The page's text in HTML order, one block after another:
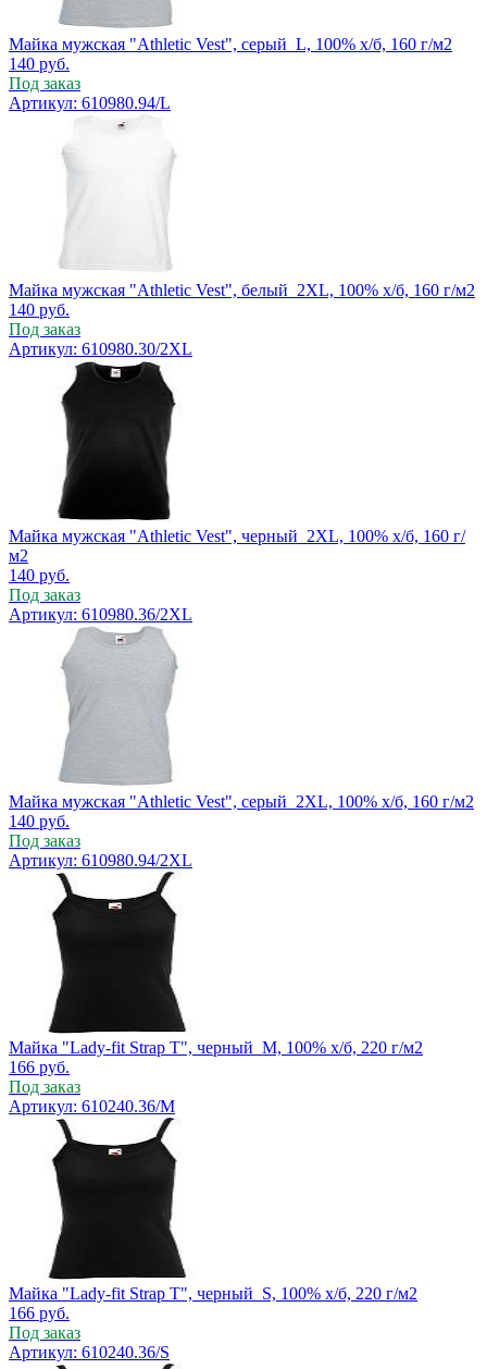
Майка мужская "Athletic Vest", серый_L, 100% х/б, 160 г/м2
140 руб.
Под заказ
Артикул: 610980.94/L
Майка мужская "Athletic Vest", белый_2XL, 100% х/б, 160 г/м2
140 руб.
Под заказ
Артикул: 610980.30/2XL
Майка мужская "Athletic Vest", черный_2XL, 100% х/б, 160 г/
м2
140 руб.
Под заказ
Артикул: 610980.36/2XL
Майка мужская "Athletic Vest", серый_2XL, 100% х/б, 160 г/м2
140 руб.
Под заказ
Артикул: 610980.94/2XL
Майка "Lady-fit Strap T", черный_M, 100% х/б, 220 г/м2
166 руб.
Под заказ
Артикул: 610240.36/M
Майка "Lady-fit Strap T", черный_S, 100% х/б, 220 г/м2
166 руб.
Под заказ
Артикул: 610240.36/S